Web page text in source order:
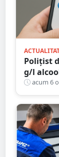
Polițist
g/l
căacum 6